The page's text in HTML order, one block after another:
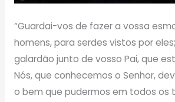
“Guardai-vos de fazer a vossa
homens, para serdes vistos por
galardão junto de vosso Pai, que
Nós, que conhecemos o Senhor,
o bem que pudermos em todos os